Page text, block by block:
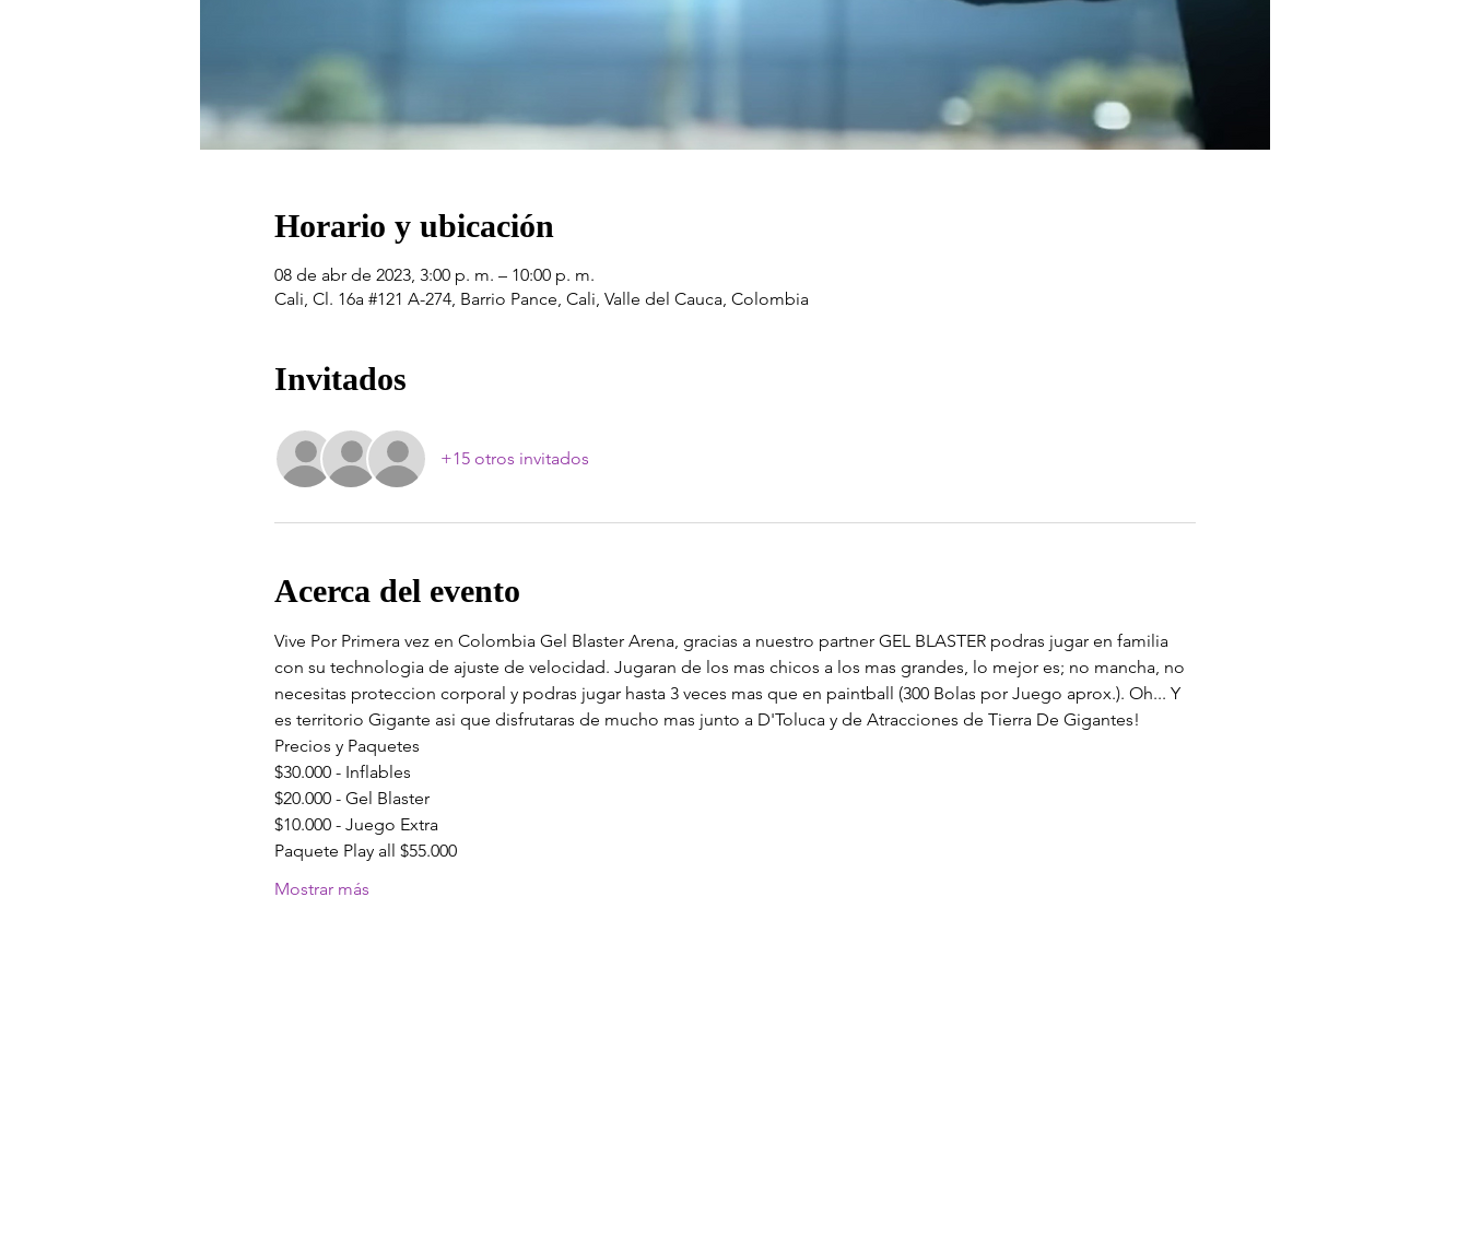
Horario y ubicación
08 de abr de 2023, 3:00 p. m. – 10:00 p. m.
Cali, Cl. 16a #121 A-274, Barrio Pance, Cali, Valle del Cauca, Colombia
Invitados
+15 otros invitados
Acerca del evento
Vive Por Primera vez en Colombia Gel Blaster Arena, gracias a nuestro partner GEL BLASTER podras jugar en familia
con su technologia de ajuste de velocidad. Jugaran de los mas chicos a los mas grandes, lo mejor es; no mancha, no
necesitas proteccion corporal y podras jugar hasta 3 veces mas que en paintball (300 Bolas por Juego aprox.). Oh... Y
es territorio Gigante asi que disfrutaras de mucho mas junto a D'Toluca y de Atracciones de Tierra De Gigantes!
Precios y Paquetes
$30.000 - Inflables
$20.000 - Gel Blaster
$10.000 - Juego Extra
Paquete Play all $55.000
Mostrar más